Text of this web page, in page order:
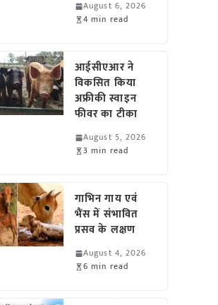
August 6, 2026
4 min read
आईसीएआर ने
विकसित किया
अफ्रीकी स्वाइन
फीवर का टीका
August 5, 2026
3 min read
गाभिन गाय एवं
भैंस में संभावित
प्रसव के लक्षण
August 4, 2026
6 min read